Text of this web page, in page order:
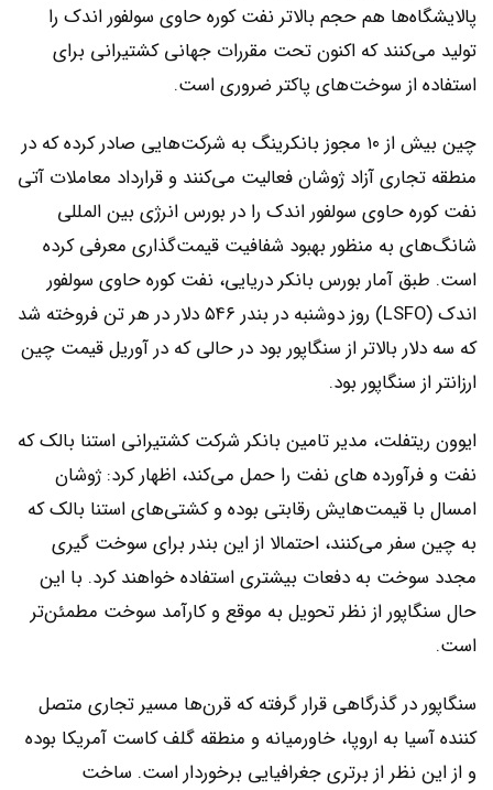
پالایشگاه‌ها هم حجم بالاتر نفت کوره حاوی سولفور اندک را
تولید می‌کنند که اکنون تحت مقررات جهانی کشتیرانی برای
استفاده از سوخت‌های پاکتر ضروری است.
چین بیش از ۱۰ مجوز بانکرینگ به شرکت‌هایی صادر کرده که در
منطقه تجاری آزاد ژوشان فعالیت می‌کنند و قرارداد معاملات آتی
نفت کوره حاوی سولفور اندک را در بورس انرژی بین المللی
شانگ‌های به منظور بهبود شفافیت قیمت‌گذاری معرفی کرده
است. طبق آمار بورس بانکر دریایی، نفت کوره حاوی سولفور
اندک (LSFO) روز دوشنبه در بندر ۵۴۶ دلار در هر تن فروخته شد
که سه دلار بالاتر از سنگاپور بود در حالی که در آوریل قیمت چین
ارزانتر از سنگاپور بود.
ایوون ریتفلت، مدیر تامین بانکر شرکت کشتیرانی استنا بالک که
نفت و فرآورده های نفت را حمل می‌کند، اظهار کرد: ژوشان
امسال با قیمت‌هایش رقابتی بوده و کشتی‌های استنا بالک که
به چین سفر می‌کنند، احتمالا از این بندر برای سوخت گیری
مجدد سوخت به دفعات بیشتری استفاده خواهند کرد. با این
حال سنگاپور از نظر تحویل به موقع و کارآمد سوخت مطمئن‌تر
است.
سنگاپور در گذرگاهی قرار گرفته که قرن‌ها مسیر تجاری متصل
کننده آسیا به اروپا، خاورمیانه و منطقه گلف کاست آمریکا بوده
و از این نظر از برتری جغرافیایی برخوردار است. ساخت